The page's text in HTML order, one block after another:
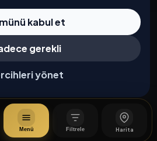
kabul et
gerekli
yönet
Menü Filtrele Harita